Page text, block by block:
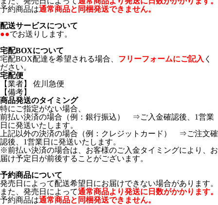
予約商品は通常商品と同梱発送できません。
配送サービスについて
●●でお送りします。
宅配BOXについて
宅配BOX配達を希望される場合、 フリーフォームにご記入 く
ださい。
宅配便
【業者】 佐川急便
【備考】
商品発送のタイミング
特にご指定がない場合、
前払い決済の場合（例：銀行振込） ⇒ご入金確認後、1営業
日に発送いたします。
上記以外の決済の場合（例：クレジットカード） ⇒ご注文確
認後、1営業日に発送いたします。
※前払い決済の場合は、お客様のご入金タイミングにより、お
届け予定日が前後することがございます。
予約商品について
発売日によって配送希望日にお届けできない場合があります。
また、発売日によって通常商品より発送に日数がかかります。
予約商品は通常商品と同梱発送できません。